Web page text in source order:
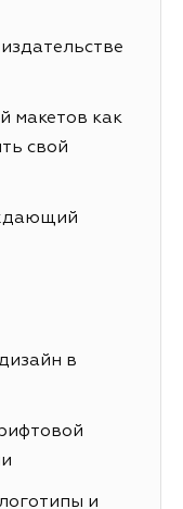
макетов как
свой
в
и